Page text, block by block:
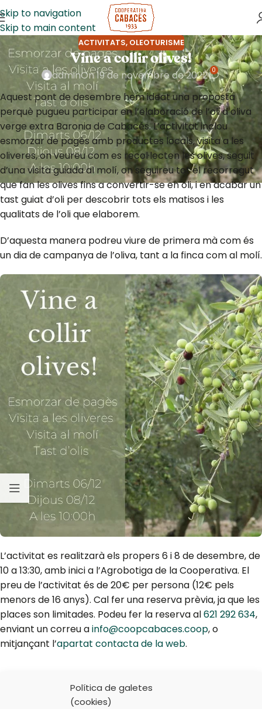
Política de galetes
(cookies)
Skip to navigation
Skip to main content
ACTIVITATS, OLEOTURISME
Vine a collir olives!
adminOn 19 de novembre de 2022 0
Aquest pont de desembre hem ideat una proposta
perquè pugueu participar en l’elaboració de l’oli d’oliva
verge extra Baronia de Cabacés. L’activitat inclou
esmorzar de pagès amb productes locals, visita a les
oliveres, on veureu com es recol·lecten les olives, seguit
d’una visita guiada al molí, on seguireu tot el recorregut
que fan les olives fins a convertir-se en oli, i en acabar un
tast guiat d’oli per descobrir tots els matisos i les
qualitats de l’oli que elaborem.
D’aquesta manera podreu viure de primera mà com és
un dia de campanya de l’oliva, tant a la finca com al molí.
L’activitat es realitzarà els propers 6 i 8 de desembre, de
10 a 13:30, amb inici a l’Agrobotiga de la Cooperativa. El
preu de l’activitat és de 20€ per persona (12€ pels
menors de 16 anys). Cal fer una reserva prèvia, ja que les
places son limitades. Podeu fer la reserva al621 292 634,
enviant un correu ainfo@coopcabaces.coop, o
mitjançant l’apartat contacta de la web.